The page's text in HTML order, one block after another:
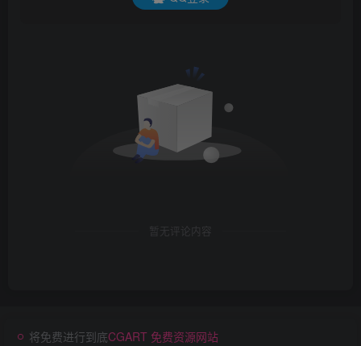
暂无评论内容
将免费进行到底CGART 免费资源网站